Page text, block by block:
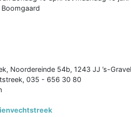
Noordereinde 54b, 1243 JJ ’s-
035 - 656 30 80